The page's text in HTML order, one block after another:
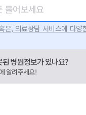
물어보세요
은, 의료상담 서비스에 다양
된 병원정보가 있나요?
알려주세요!